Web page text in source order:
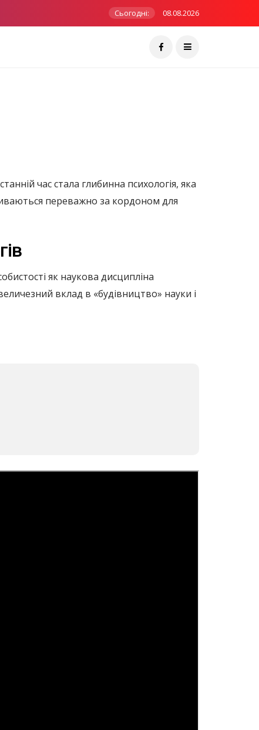
Сьогодні: 08.08.2026
час стала глибинна психологія, яка
переважно за кордоном для
як наукова дисципліна
вклад в «будівництво» науки і